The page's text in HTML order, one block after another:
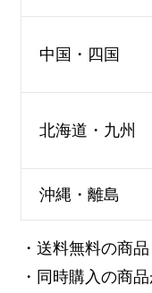
中国・四国
北海道・九州
沖縄・離島
・送料無料の商
・同時購入の商